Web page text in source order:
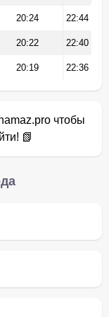
20:24 22:44
20:22 22:40
20:19 22:36
чтобы
📗